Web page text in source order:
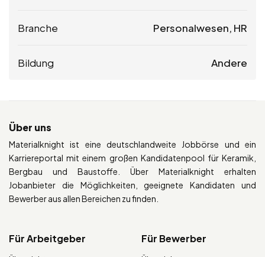
Branche Personalwesen, HR
Bildung Andere
Über uns
Materialknight ist eine deutschlandweite Jobbörse und ein
Karriereportal mit einem großen Kandidatenpool für Keramik,
Bergbau und Baustoffe. Über Materialknight erhalten
Jobanbieter die Möglichkeiten, geeignete Kandidaten und
Bewerber aus allen Bereichen zu finden.
Für Arbeitgeber Für Bewerber